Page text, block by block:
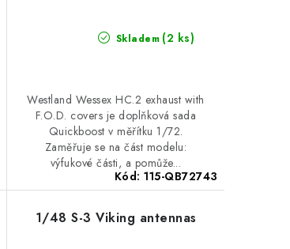
Skladem (2 ks)
Westland Wessex HC.2 exhaust with
F.O.D. covers je doplňková sada
Quickboost v měřítku 1/72.
Zaměřuje se na část modelu:
výfukové části, a pomůže...
Kód:115-QB72743
1/48 S-3 Viking antennas